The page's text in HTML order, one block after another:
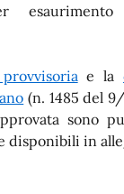
e la
(n. 1485 del
sono
disponibili in